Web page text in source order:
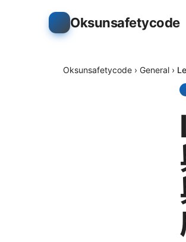
Oksunsafetycode
Oksunsafetycode › General ›